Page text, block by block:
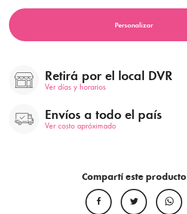
Personalizar
Retirá por el local DVR
Ver días y horarios
Envíos a todo el país
Ver costo apróximado
Compartí este producto